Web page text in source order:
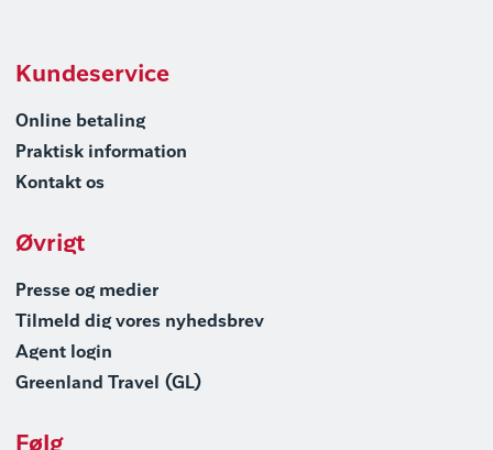
Kundeservice
Online betaling
Praktisk information
Kontakt os
Øvrigt
Presse og medier
Tilmeld dig vores nyhedsbrev
Agent login
Greenland Travel (GL)
Følg